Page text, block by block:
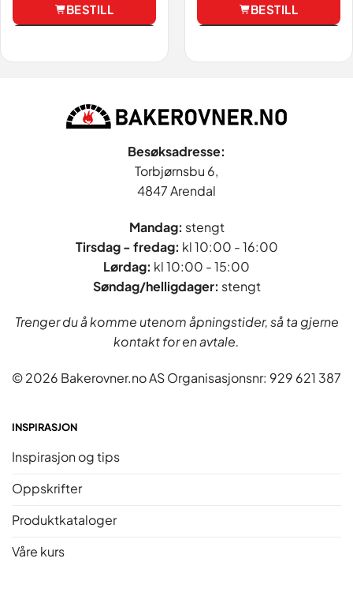
BESTILL BESTILL
Besøksadresse:
Torbjørnsbu 6,
4847 Arendal
Mandag: stengt
Tirsdag - fredag: kl 10:00 - 16:00
Lørdag: kl 10:00 - 15:00
Søndag/helligdager: stengt
Trenger du å komme utenom åpningstider, så ta gjerne
kontakt for en avtale.
© 2026 Bakerovner.no AS Organisasjonsnr: 929 621 387
INSPIRASJON
Inspirasjon og tips
Oppskrifter
Produktkataloger
Våre kurs